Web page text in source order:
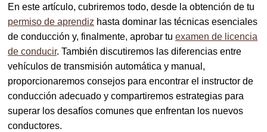
En este artículo, cubriremos todo, desde la obtención de tu
permiso de aprendiz hasta dominar las técnicas esenciales
de conducción y, finalmente, aprobar tu examen de licencia
de conducir. También discutiremos las diferencias entre
vehículos de transmisión automática y manual,
proporcionaremos consejos para encontrar el instructor de
conducción adecuado y compartiremos estrategias para
superar los desafíos comunes que enfrentan los nuevos
conductores.